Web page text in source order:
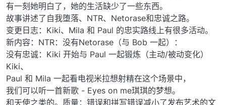
有一刻她明白了，她的生活缺少了一些东西。
故事讲述了自我堕落、NTR、Netorase和忠诚之路。
变更日志：Kiki、Mila 和 Paul 的忠实路线上有很多活动。
新内容：NTR：没有Netorase（与 Bob 一起）：
没有忠诚：Kiki 开始与 Paul 一起锻炼（主动/被动变化）
Kiki、
Paul 和 Mila 一起看电视米拉想射精在这个场景中，
我们可以听一首新歌 - Eyes on me琪琪的梦想。
和天使之类的。质量：错误和拼写错误减小了发布艺术的文